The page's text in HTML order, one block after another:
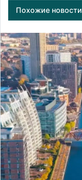
Похожие новости